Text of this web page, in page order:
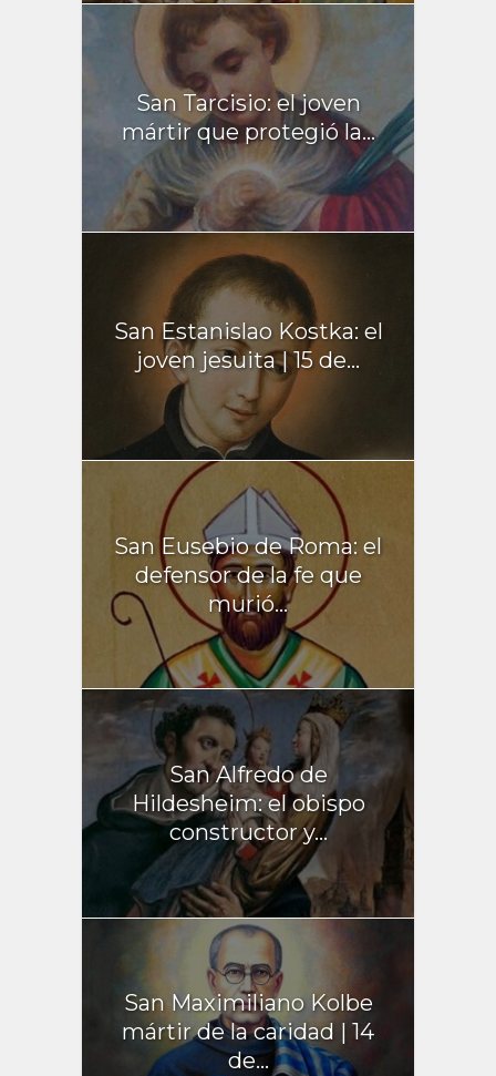
San Tarcisio: el joven
mártir que protegió la...
San Estanislao Kostka: el
joven jesuita | 15 de...
San Eusebio de Roma: el
defensor de la fe que
murió...
San Alfredo de
Hildesheim: el obispo
constructor y...
San Maximiliano Kolbe
mártir de la caridad | 14
de...